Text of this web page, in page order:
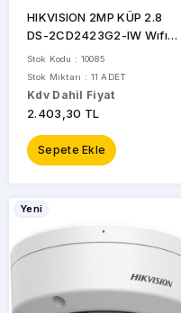
LINK
TIANDY
TP-
LINK
TTEC
DURUMU
Sadece
Stoktakiler
HIKVISION 2MP KÜP 2.8
DS-2CD2423G2-IW Wıfı
Güvenlik Kamera Sesli
Stok Kodu : 10085
Stok Miktarı : 11 ADET
Kdv Dahil Fiyat
2.403,30 TL
Sepete Ekle
Yeni